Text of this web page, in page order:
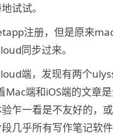
试试。
注册，但是原来
同步过来。
端，发现有两个
Mac端和iOS端的文章
乍一看是不友好的，
几乎所有写作笔记软